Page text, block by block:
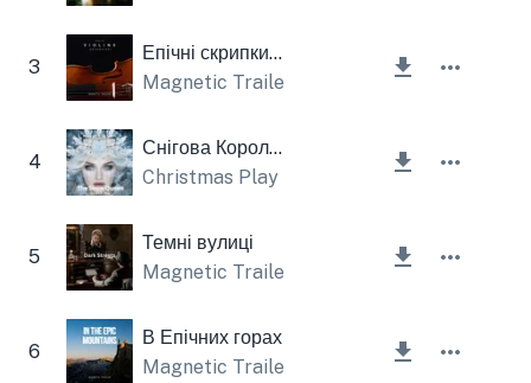
3
Епічні скрипки (оркестр)
Magnetic Trailer
4
Снігова Королева
Christmas Play
5
Темні вулиці
Magnetic Trailer
6
В Епічних горах
Magnetic Trailer